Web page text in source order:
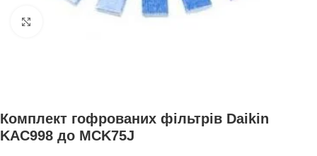
Натисніть, щоб збільшити
Комплект гофрованих фільтрів Daikin
KAC998 до MCK75J